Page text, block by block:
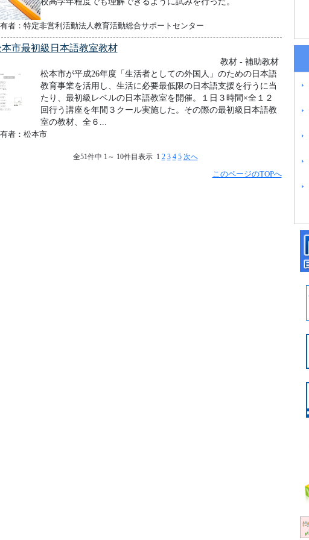
者：特定非営利活動法人教育活動総合サポートセンター
市最初級日本語教室教材
教材 - 補助教材
松本市が平成26年度「生活者としての外国人」のための日本語
教育事業を活用し、生活に必要最低限の日本語支援を行うに当
たり、最初級レベルの日本語教室を開催。１日３時間×全１２
回行う講座を年間３クール実施した。その際の最初級日本語教
室の教材、全６...
者：松本市
全51件中 1～ 10件目表示 1 2 3 4 5 次へ
このページのTOPへ